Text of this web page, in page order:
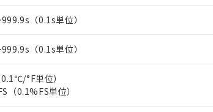
（0.1s単位）
（0.1s単位）
°F単位）
（0.1%FS単位）
販売拠点は「販売ネットワーク
」をご確認くだ
当社の事前の承諾なく第三者に漏洩または開示し
社にご登録された部品リストについて、当社および
するお客様との取引・商談に必要な範囲で利用す
人情報の共同利用に関して"
の「1.共同利用者の
予定月が前後することがあります。
ることができます。
てが基準値以下であることを示します。
有害物質が外部に漏えいし、環境に深刻な影響を及
に係わる関係者が違法に輸出するおそれがある場合
意する
ついては、お客様のお取引先、またはお客様担当
ご確認ください)
況の情報を公開していない機種